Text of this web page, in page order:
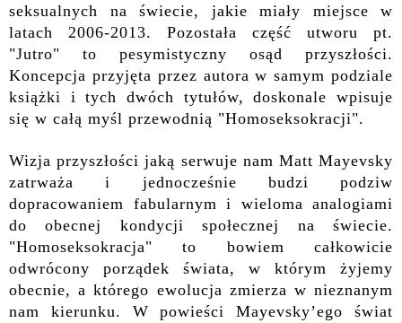
seksualnych na świecie, jakie miały miejsce w
latach 2006-2013. Pozostała część utworu pt.
"Jutro" to pesymistyczny osąd przyszłości.
Koncepcja przyjęta przez autora w samym podziale
książki i tych dwóch tytułów, doskonale wpisuje
się w całą myśl przewodnią "Homoseksokracji".
Wizja przyszłości jaką serwuje nam Matt Mayevsky
zatrważa i jednocześnie budzi podziw
dopracowaniem fabularnym i wieloma analogiami
do obecnej kondycji społecznej na świecie.
"Homoseksokracja" to bowiem całkowicie
odwrócony porządek świata, w którym żyjemy
obecnie, a którego ewolucja zmierza w nieznanym
nam kierunku. W powieści Mayevsky’ego świat